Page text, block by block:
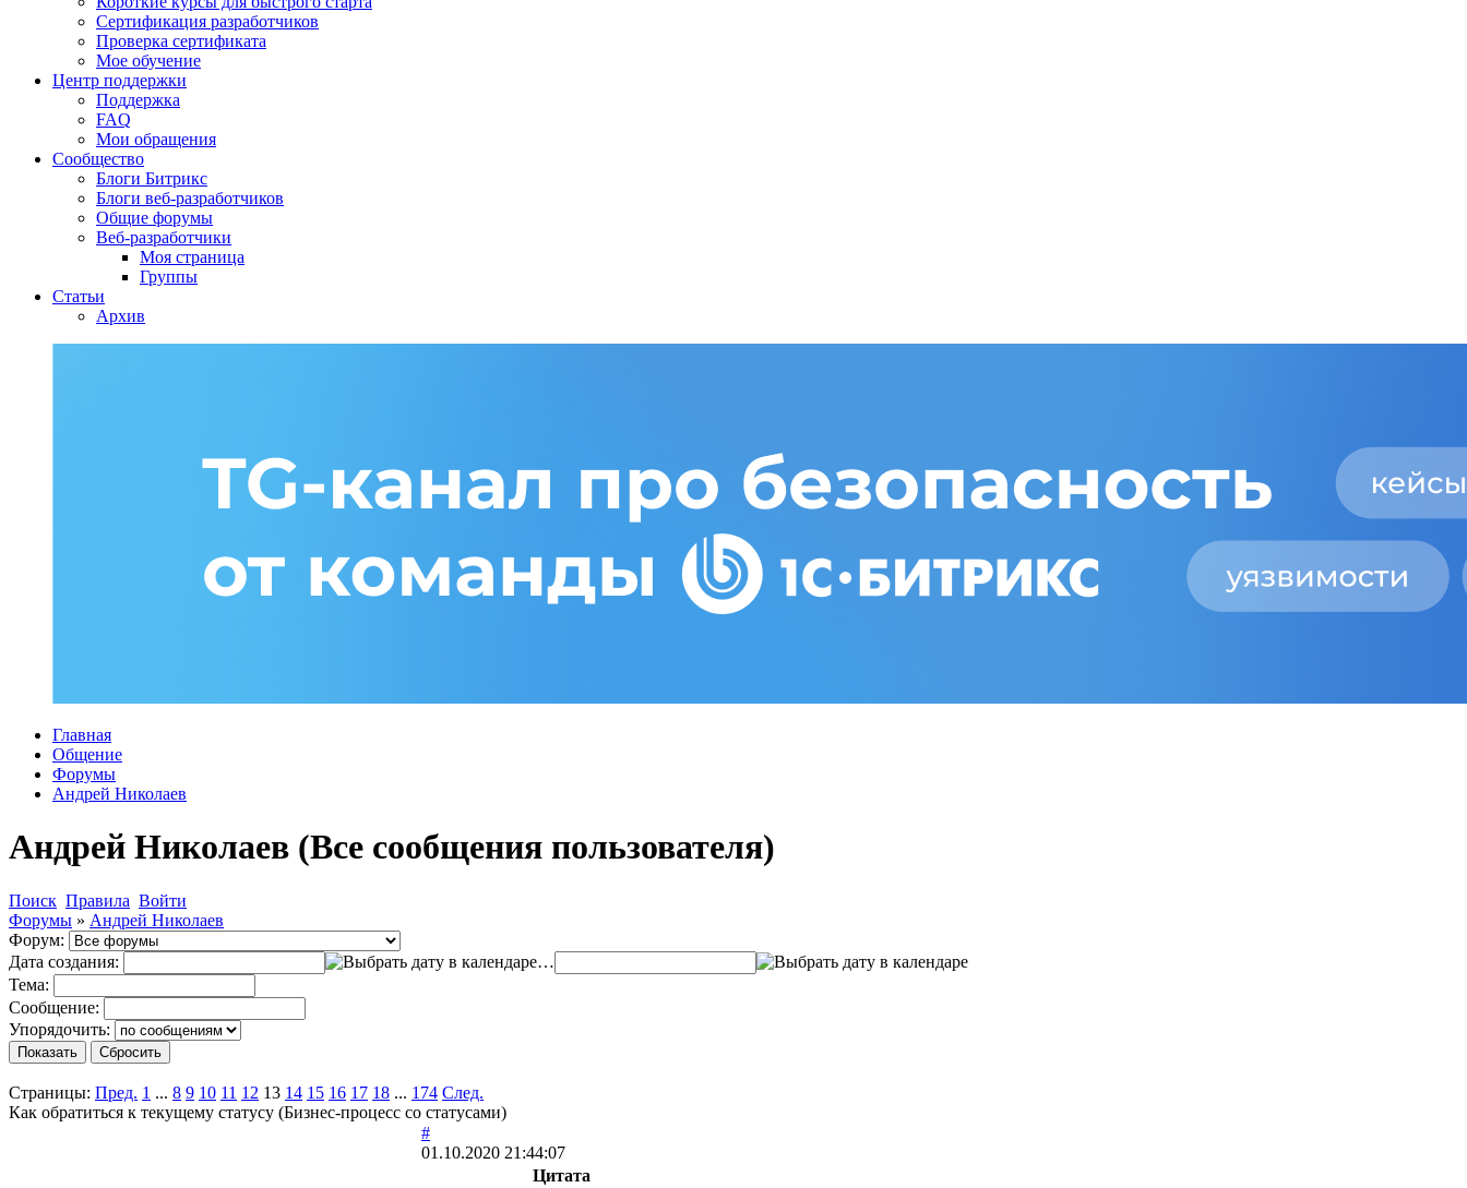
Сертификация разработчиков
Проверка сертификата
Мое обучение
Центр поддержки
Поддержка
FAQ
Мои обращения
Сообщество
Блоги Битрикс
Блоги веб-разработчиков
Общие форумы
Веб-разработчики
Моя страница
Группы
Статьи
Архив
Главная
Общение
Форумы
Андрей Николаев
Андрей Николаев (Все сообщения пользователя)
Поиск Правила Войти
Форумы » Андрей Николаев
Форум:
Дата создания:
…
Тема:
Сообщение:
Упорядочить:
Страницы: Пред. 1 ... 8 9 10 11 12 13 14 15 16 17 18 ... 174 След.
Как обратиться к текущему статусу (Бизнес-процесс со статусами)
#
01.10.2020 21:44:07
Цитата